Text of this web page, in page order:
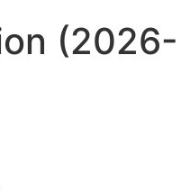
(2026-